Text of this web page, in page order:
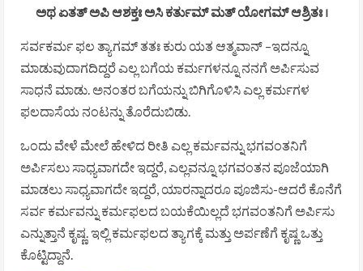
ಅಥ ಏತತ್ ಅಪಿ ಆಶಕ್ತಃ ಅಸಿ ಕರ್ತುಮ್ ಮತ್ ಯೋಗಮ್ ಆಶ್ರಿತಃ ।
ಸರ್ವಕರ್ಮ ಫಲ ತ್ಯಾಗಮ್ ತತಃ ಕುರು ಯತ ಆತ್ಮವಾನ್ –ಇದನ್ನೂ
ಮಾಡುವುದಾಗದಿದ್ದರೆ ಎಲ್ಲ ಬಗೆಯ ಕರ್ಮಗಳನ್ನೂ ನನಗೆ ಅರ್ಪಿಸುವ
ಸಾಧನೆ ಮಾಡು. ಅನಂತರ ಬಗೆಯನ್ನು ಬಿಗಿಗೊಳಿಸಿ ಎಲ್ಲ ಕರ್ಮಗಳ
ಫಲದಾಸೆಯ ನಂಟನ್ನು ತೊರೆದುಬಿಡು.
ಒಂದು ವೇಳೆ ಮೇಲೆ ಹೇಳಿದ ರೀತಿ ಎಲ್ಲ ಕರ್ಮವನ್ನು ಭಗವಂತನಿಗೆ
ಅರ್ಪಿಸಲು ಸಾಧ್ಯವಾಗದೇ ಇದ್ದರೆ, ಎಲ್ಲವನ್ನೂ ಭಗವಂತನ ಪೂಜೆಯಾಗಿ
ಮಾಡಲು ಸಾಧ್ಯವಾಗದೇ ಇದ್ದರೆ, ಯಾರನ್ನಾದರೂ ಪೂಜಿಸು-ಆದರೆ ಕೊನೆಗೆ
ಸರ್ವ ಕರ್ಮವನ್ನು ಕರ್ಮಫಲದ ಬಯಕೆಯಿಲ್ಲದೆ ಭಗವಂತನಿಗೆ ಅರ್ಪಿಸು
ಎನ್ನುತ್ತಾನೆ ಕೃಷ್ಣ. ಇಲ್ಲಿ ಕರ್ಮಫಲದ ತ್ಯಾಗಕ್ಕೆ ಮತ್ತು ಅರ್ಪಣೆಗೆ ಕೃಷ್ಣ ಒತ್ತು
ಕೊಟ್ಟಿದ್ದಾನೆ.